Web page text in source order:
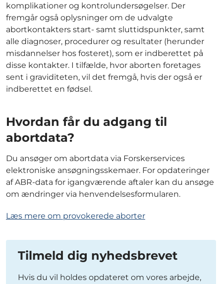
komplikationer og kontrolundersøgelser. Der
fremgår også oplysninger om de udvalgte
abortkontakters start- samt sluttidspunkter, samt
alle diagnoser, procedurer og resultater (herunder
misdannelser hos fosteret), som er indberettet på
disse kontakter. I tilfælde, hvor aborten foretages
sent i graviditeten, vil det fremgå, hvis der også er
indberettet en fødsel.
Hvordan får du adgang til
abortdata?
Du ansøger om abortdata via Forskerservices
elektroniske ansøgningsskemaer. For opdateringer
af ABR-data for igangværende aftaler kan du ansøge
om ændringer via henvendelsesformularen.
Læs mere om provokerede aborter
Tilmeld dig nyhedsbrevet
Hvis du vil holdes opdateret om vores arbejde,